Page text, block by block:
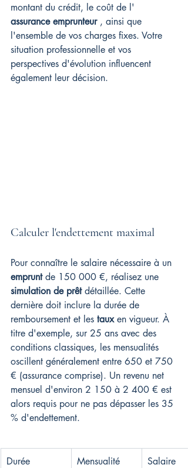
montant du crédit, le coût de l'
assurance emprunteur , ainsi que
l'ensemble de vos charges fixes. Votre
situation professionnelle et vos
perspectives d'évolution influencent
également leur décision.
Calculer l'endettement maximal
Pour connaître le salaire nécessaire à un
emprunt de 150 000 €, réalisez une
simulation de prêt détaillée. Cette
dernière doit inclure la durée de
remboursement et les taux en vigueur. À
titre d'exemple, sur 25 ans avec des
conditions classiques, les mensualités
oscillent généralement entre 650 et 750
€ (assurance comprise). Un revenu net
mensuel d'environ 2 150 à 2 400 € est
alors requis pour ne pas dépasser les 35
% d'endettement.
Durée
Mensualité
Salaire